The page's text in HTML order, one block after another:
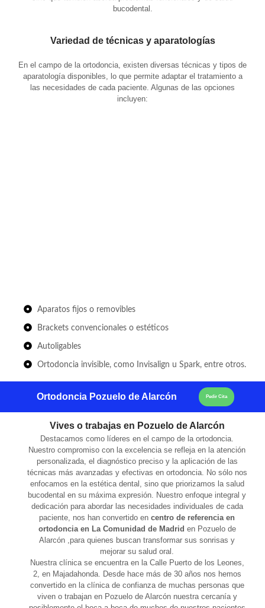
bucodental.
Variedad de técnicas y aparatologías
En el campo de la ortodoncia, existen diversas técnicas y tipos de
aparatología disponibles, lo que permite adaptar el tratamiento a
las necesidades de cada paciente. Algunas de las opciones
incluyen:
Aparatos fijos o removibles
Brackets convencionales o estéticos
Autoligables
Ortodoncia invisible, como Invisalign u Spark, entre otros.
Ortodoncia Pozuelo de Alarcón Pedir Cita
Vives o trabajas en Pozuelo de Alarcón
Destacamos como líderes en el campo de la ortodoncia.
Nuestro compromiso con la excelencia se refleja en la atención
personalizada, el diagnóstico preciso y la aplicación de las
técnicas más avanzadas y efectivas en ortodoncia. No sólo nos
enfocamos en la estética dental, sino que priorizamos la salud
bucodental en su máxima expresión. Nuestro enfoque integral y
dedicación para abordar las necesidades individuales de cada
paciente, nos han convertido en centro de referencia en
ortodoncia en La Comunidad de Madrid en Pozuelo de
Alarcón ,para quienes buscan transformar sus sonrisas y
mejorar su salud oral.
Nuestra clínica se encuentra en la Calle Puerto de los Leones,
2, en Majadahonda. Desde hace más de 30 años nos hemos
convertido en la clínica de confianza de muchas personas que
viven o trabajan en Pozuelo de Alarcón nuestra cercanía y